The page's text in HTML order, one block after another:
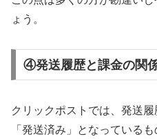
ょう。
④発送履歴と課金の関
クリックポストでは、発送
「発送済み」となっている